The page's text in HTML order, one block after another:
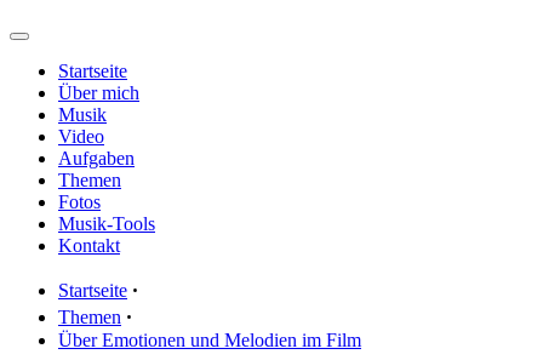
Startseite
Über mich
Musik
Video
Aufgaben
Themen
Fotos
Musik-Tools
Kontakt
Startseite ꞏ
Themen ꞏ
Über Emotionen und Melodien im Film